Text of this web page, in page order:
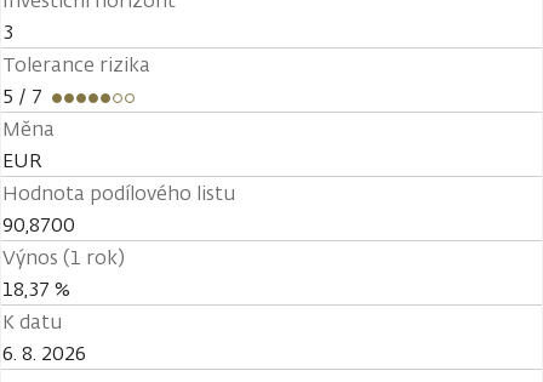
3
Tolerance rizika
5 / 7
Měna
EUR
Hodnota podílového listu
90,8700
Výnos (1 rok)
18,37 %
K datu
6. 8. 2026